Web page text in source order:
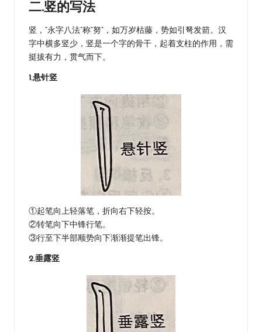
二.竖的写法
竖，“永字八法”称“努”，如万岁枯藤，势如引弩发箭。汉
字中横多竖少，竖是一个字的骨干，起着支柱的作用，需
挺拔有力，贯气而下。
1.悬针竖
①起笔向上轻落笔，折向右下轻按。
②转笔向下中锋行笔。
③行至下半部顺势向下渐渐提笔出锋。
2.垂露竖